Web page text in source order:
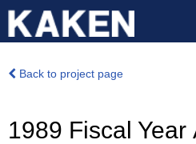
Back to project page
1989 Fiscal Year